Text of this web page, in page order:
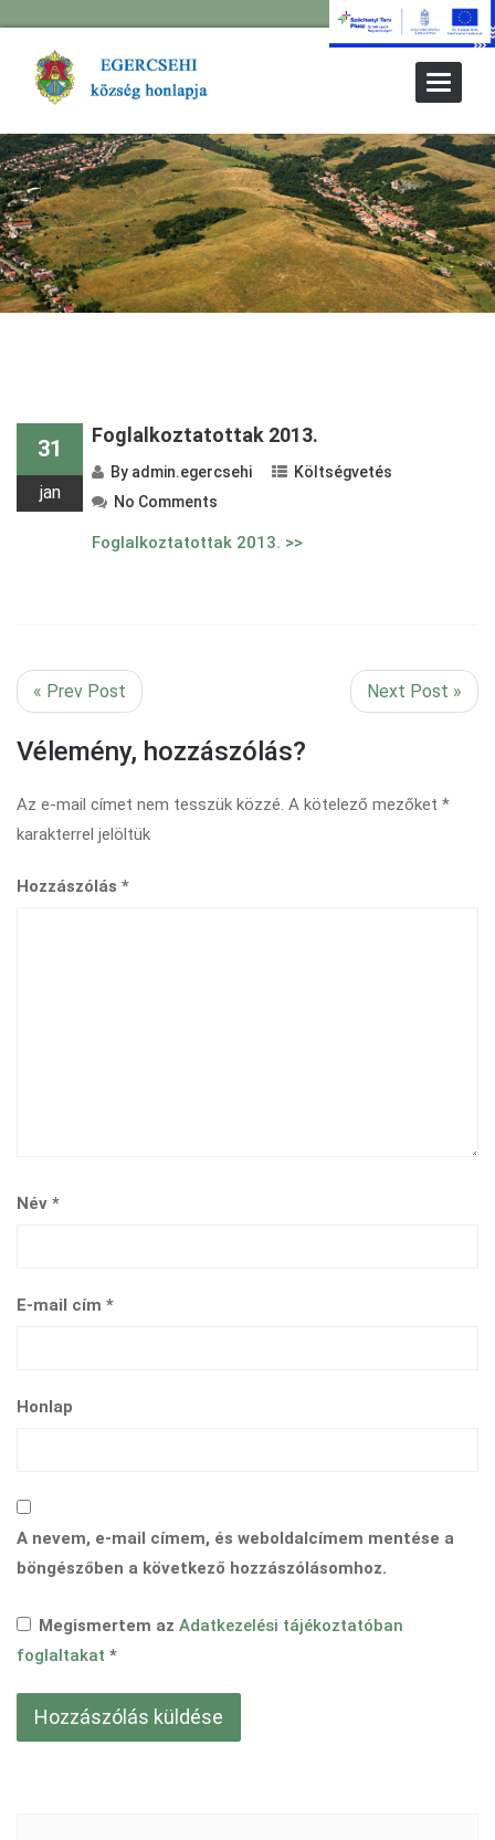
Toggle
31
jan
Foglalkoztatottak 2013.
By admin.egercsehi
Költségvetés
No Comments
Foglalkoztatottak 2013. >>
« Prev Post Next Post »
Vélemény, hozzászólás?
Az e-mail címet nem tesszük közzé. A kötelező mezőket *
karakterrel jelöltük
Hozzászólás *
Név *
E-mail cím *
Honlap
A nevem, e-mail címem, és weboldalcímem mentése a
böngészőben a következő hozzászólásomhoz.
Megismertem az Adatkezelési tájékoztatóban
foglaltakat *